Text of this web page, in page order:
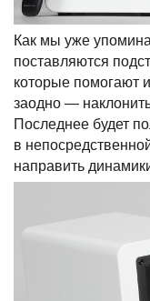
Как мы уже
поставляются
которые помогают
заодно —
Последнее будет
в
направить